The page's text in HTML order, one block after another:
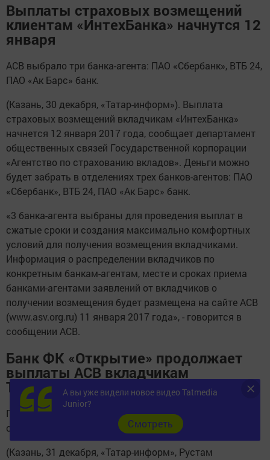
Выплаты страховых возмещений
клиентам «ИнтехБанка» начнутся 12
января
АСВ выбрало три банка-агента: ПАО «Сбербанк», ВТБ 24,
ПАО «Ак Барс» банк.
(Казань, 30 декабря, «Татар-информ»). Выплата
страховых возмещений вкладчикам «ИнтехБанка»
начнется 12 января 2017 года, сообщает департамент
общественных связей Государственной корпорации
«Агентство по страхованию вкладов». Деньги можно
будет забрать в отделениях трех банков-агентов: ПАО
«Сбербанк», ВТБ 24, ПАО «Ак Барс» банк.
«3 банка-агента выбраны для проведения выплат в
сжатые сроки и создания максимально комфортных
условий для получения возмещения вкладчиками.
Информация о распределении вкладчиков по
конкретным банкам-агентам, месте и сроках приема
банками-агентами заявлений от вкладчиков о
получении возмещения будет размещена на сайте АСВ
(www.asv.org.ru) 11 января 2017 года», - говорится в
сообщении АСВ.
Банк ФК «Открытие» продолжает
выплаты АСВ вкладчикам
Татфондбанка
Поток клиентов ТФБ стал значительно ниже по
сравнению с первыми днями выплат.
(Казань, 31 декабря, «Татар-информ», Рустам
А вы уже видели новое видео Tatmedia
Junior?
Cмотреть